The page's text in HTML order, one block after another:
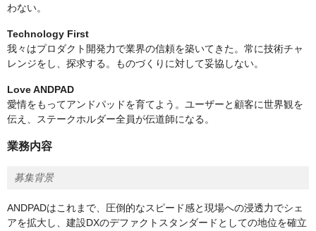
わない。
Technology First
我々はプロダクト開発力で業界の信頼を築いてきた。常に技術チャ
レンジをし、探求する。ものづくりに対して妥協しない。
Love ANDPAD
愛情をもってアンドパッドを育てよう。ユーザーと顧客に世界観を
伝え、ステークホルダー全員が伝道師になる。
業務内容
募集背景
ANDPADはこれまで、圧倒的なスピード感と現場への浸透力でシェ
アを拡大し、建設DXのデファクトスタンダードとしての地位を確立